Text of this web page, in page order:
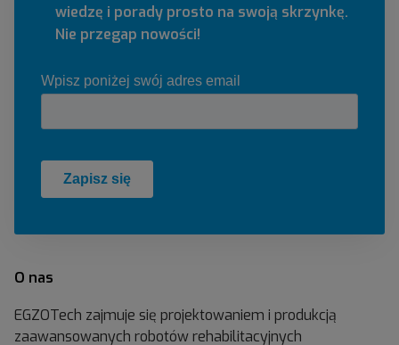
wiedzę i porady prosto na swoją skrzynkę.
Nie przegap nowości!
O nas
EGZOTech zajmuje się projektowaniem i produkcją
zaawansowanych robotów rehabilitacyjnych